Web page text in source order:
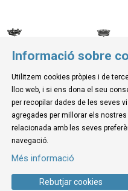
© Museu de la Mediterrània
C. d'Ullà, 27-31 | 17257 Torroella
Tel. 972 755 180 a/e:
Sitemap |
Informació sobre
Utilitzem cookies pròpies i de
lloc web, i si ens dona el seu
per recopilar dades de les seves
agregades per millorar els
relacionada amb les seves
navegació.
Més informació
Rebutjar cookies